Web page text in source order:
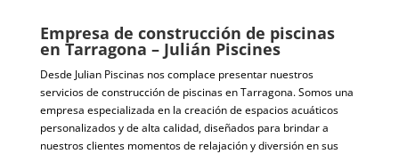
Empresa de construcción de piscinas
en Tarragona – Julián Piscines
Desde Julian Piscinas nos complace presentar nuestros
servicios de construcción de piscinas en Tarragona. Somos una
empresa especializada en la creación de espacios acuáticos
personalizados y de alta calidad, diseñados para brindar a
nuestros clientes momentos de relajación y diversión en sus